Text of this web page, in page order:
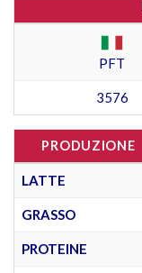
PFT
3576
PRODUZIONE
LATTE
GRASSO
PROTEINE